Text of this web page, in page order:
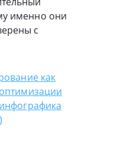
именно они
с
как